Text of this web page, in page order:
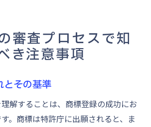
審査プロセスで知
き注意事項
とその基準
解することは、商標登録の成功にお
。商標は特許庁に出願されると、ま